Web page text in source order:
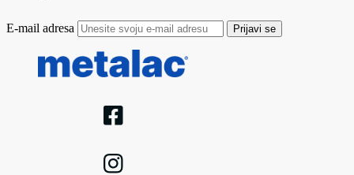
E-mail adresa Prijavi se